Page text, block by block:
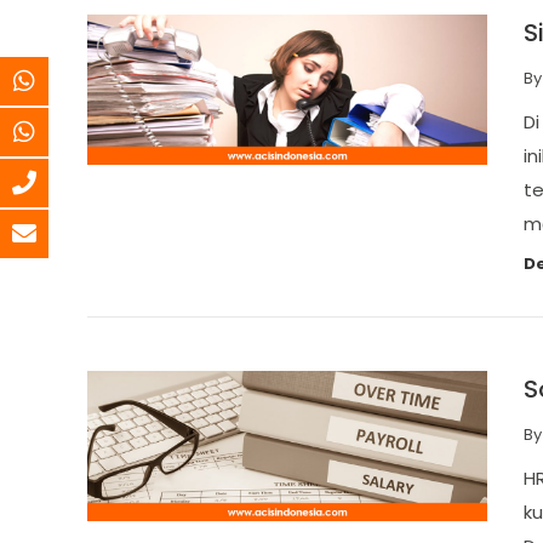
By
By